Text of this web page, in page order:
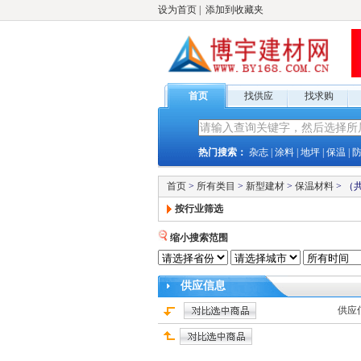
设为首页 添加到收藏夹
首页 找供应 找求购
热门搜索： 杂志 涂料 地坪 保温
首页 > 所有类目 > 新型建材 > 保温材料 > （
按行业筛选
缩小搜索范围
供应信息
供应